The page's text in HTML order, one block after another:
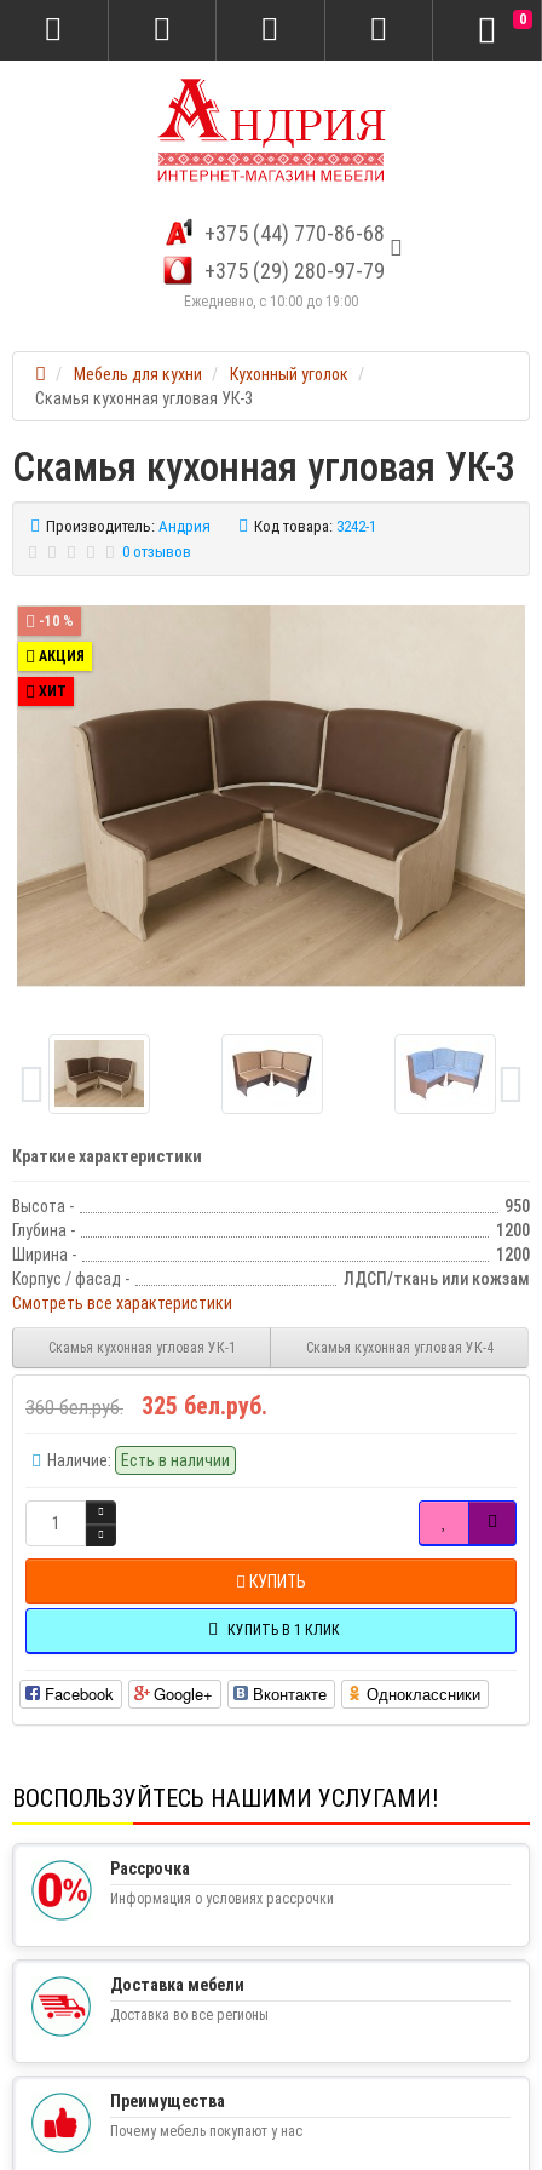
+375 (44) 770-86-68
+375 (29) 280-97-79
Ежедневно, с 10:00 до 19:00
0
Мебель для кухни
Кухонный уголок
Скамья кухонная угловая УК-3
Скамья кухонная угловая УК-3
Производитель: Андрия Код товара: 3242-1
0 отзывов
-10 %
АКЦИЯ
ХИТ
Краткие характеристики
Высота -
950
Глубина -
1200
Ширина -
1200
Корпус / фасад -
ЛДСП/ткань или кожзам
Смотреть все характеристики
Скамья кухонная угловая УК-1 Скамья кухонная угловая УК-4
360 бел.руб. 325 бел.руб.
Наличие: Есть в наличии
КУПИТЬ
КУПИТЬ В 1 КЛИК
Facebook Google+ Вконтакте Одноклассники
ВОСПОЛЬЗУЙТЕСЬ НАШИМИ УСЛУГАМИ!
Рассрочка
Информация о условиях рассрочки
Доставка мебели
Доставка во все регионы
Преимущества
Почему мебель покупают у нас